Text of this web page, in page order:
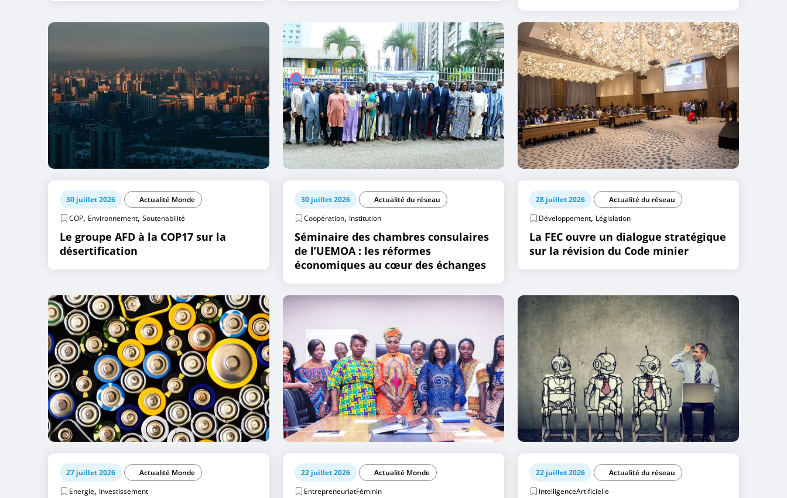
30 juillet 2026
Actualité Monde
COP, Environnement, Soutenabilité
Le groupe AFD à la COP17 sur la
désertification
30 juillet 2026
Actualité du réseau
Coopération, Institution
Séminaire des chambres consulaires
de l’UEMOA : les réformes
économiques au cœur des échanges
28 juillet 2026
Actualité du réseau
Développement, Législation
La FEC ouvre un dialogue stratégique
sur la révision du Code minier
27 juillet 2026
Actualité Monde
Energie, Investissement
22 juillet 2026
Actualité Monde
EntrepreneuriatFéminin
22 juillet 2026
Actualité du réseau
IntelligenceArtificielle